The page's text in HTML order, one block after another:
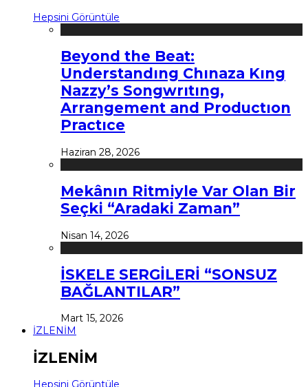
Hepsini Görüntüle
Beyond the Beat:
Understandıng Chınaza Kıng
Nazzy’s Songwrıtıng,
Arrangement and Productıon
Practıce
Haziran 28, 2026
Mekânın Ritmiyle Var Olan Bir
Seçki “Aradaki Zaman”
Nisan 14, 2026
İSKELE SERGİLERİ “SONSUZ
BAĞLANTILAR”
Mart 15, 2026
İZLENİM
İZLENİM
Hepsini Görüntüle